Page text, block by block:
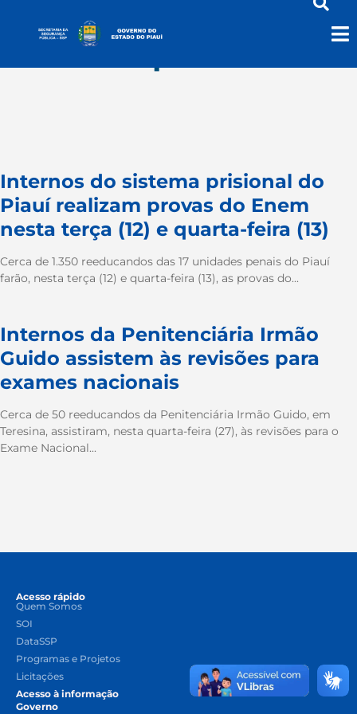
educacaoprisional
Internos do sistema prisional do
Piauí realizam provas do Enem
nesta terça (12) e quarta-feira (13)
Cerca de 1.350 reeducandos das 17 unidades penais do Piauí
farão, nesta terça (12) e quarta-feira (13), as provas do...
Internos da Penitenciária Irmão
Guido assistem às revisões para
exames nacionais
Cerca de 50 reeducandos da Penitenciária Irmão Guido, em
Teresina, assistiram, nesta quarta-feira (27), às revisões para o
Exame Nacional...
Acesso rápido
Quem Somos
SOI
DataSSP
Programas e Projetos
Licitações
Acesso à informação
Governo